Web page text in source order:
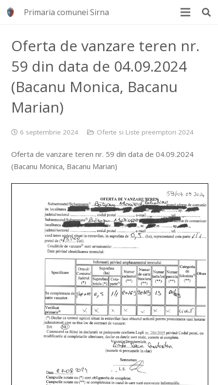
Primaria comunei Sirna
Oferta de vanzare teren nr.
59 din data de 04.09.2024
(Bacanu Monica, Bacanu
Marian)
6 septembrie 2024 Oferte si Liste preemptori 2024
Oferta de vanzare teren nr. 59 din data de 04.09.2024
(Bacanu Monica, Bacanu Marian)